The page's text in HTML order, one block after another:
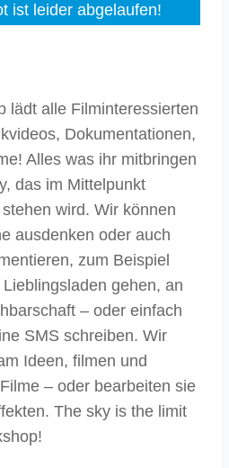
ist leider abgelaufen!
lädt alle Filminteressierten
Dokumentationen,
Alles was ihr mitbringen
das im Mittelpunkt
wird. Wir können
ausdenken oder auch
zum Beispiel
gehen, an
– oder einfach
SMS schreiben. Wir
Ideen, filmen und
– oder bearbeiten sie
The sky is the limit